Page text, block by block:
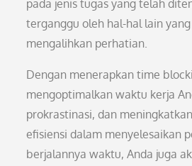
pada jenis tugas yang telah
terganggu oleh hal-hal lain
mengalihkan perhatian.
Dengan menerapkan time
mengoptimalkan waktu kerja
prokrastinasi, dan
efisiensi dalam menyelesaikan
berjalannya waktu, Anda juga